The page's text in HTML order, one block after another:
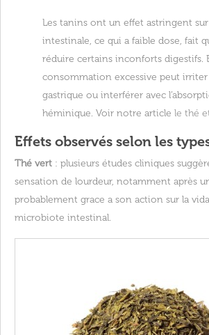
Les tanins ont un effet astringent
intestinale, ce qui a faible dose, fait
réduire certains inconforts digestifs.
consommation excessive peut irriter
gastrique ou interférer avec
héminique. Voir notre article le thé
Effets observés selon les
Thé vert : plusieurs études cliniques
sensation de lourdeur, notamment après
probablement grace a son action sur la
microbiote intestinal.